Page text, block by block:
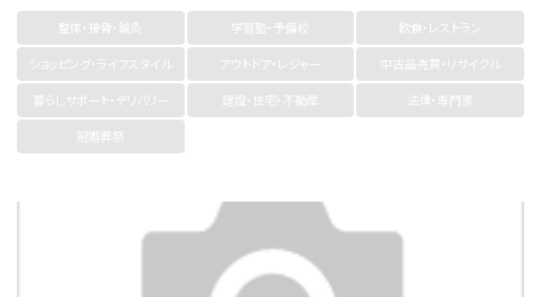
整体・接骨・鍼灸 学習塾・予備校
飲食・レストラン
ショッピング・ライフスタイル
アウトドア・レジャー
中古品売買・リサイクル
暮らしサポート・デリバリー
建設・住宅・不動産
法律・専門家
冠婚葬祭